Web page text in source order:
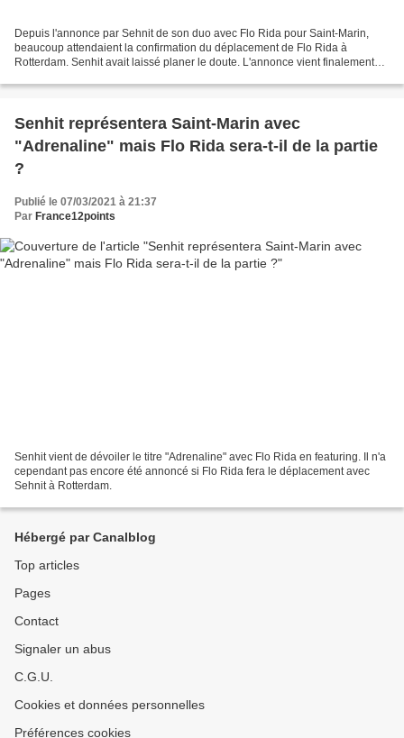
Depuis l'annonce par Sehnit de son duo avec Flo Rida pour Saint-Marin,
beaucoup attendaient la confirmation du déplacement de Flo Rida à
Rotterdam. Senhit avait laissé planer le doute. L'annonce vient finalement
Senhit représentera Saint-Marin avec
"Adrenaline" mais Flo Rida sera-t-il de la partie
?
Publié le 07/03/2021 à 21:37
Par France12points
Senhit vient de dévoiler le titre "Adrenaline" avec Flo Rida en featuring. Il n'a
cependant pas encore été annoncé si Flo Rida fera le déplacement avec
Sehnit à Rotterdam.
Hébergé par Canalblog
Top articles
Pages
Contact
Signaler un abus
C.G.U.
Cookies et données personnelles
Préférences cookies